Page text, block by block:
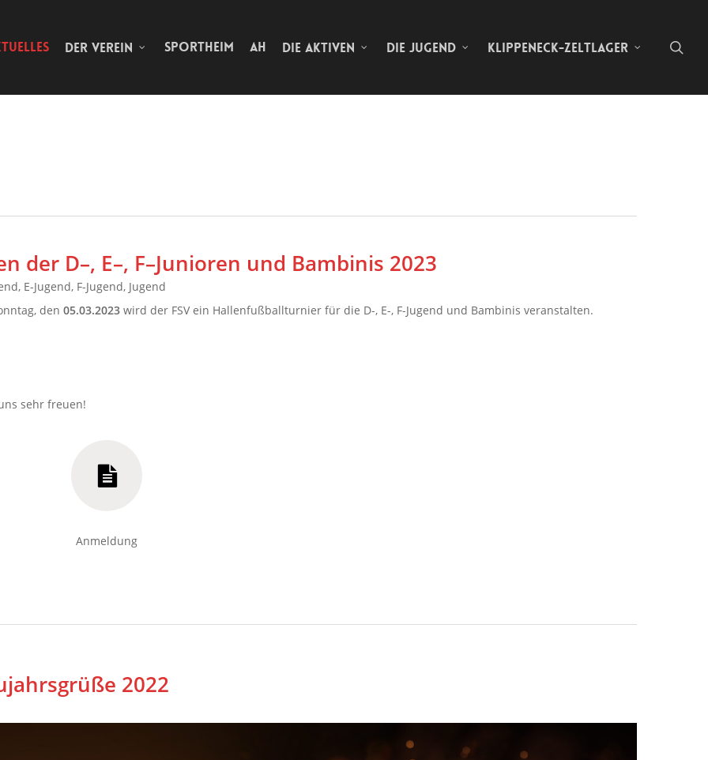
DER VEREIN SPORTHEIM AH DIE AKTIVEN DIE JUGEND KLIPPENECK-ZELTLAGER
der D–, E–, F–Junioren und Bambinis 2023
, E-Jugend, F-Jugend, Jugend
den05.03.2023 wird der FSV ein Hallenfußballturnier für die D-, E-, F-Jugend und Bambinis veranstalten.
sehr freuen!
Anmeldung
2022